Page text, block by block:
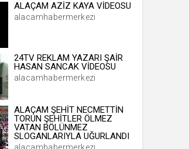
ALAÇAM AZİZ KAYA VİDEOSU
alacamhabermerkezi
24TV REKLAM YAZARI ŞAİR
HASAN SANCAK VİDEOSU
alacamhabermerkezi
ALAÇAM ŞEHİT NECMETTİN
TORUN ŞEHİTLER ÖLMEZ
VATAN BÖLÜNMEZ
SLOGANLARIYLA UĞURLANDI